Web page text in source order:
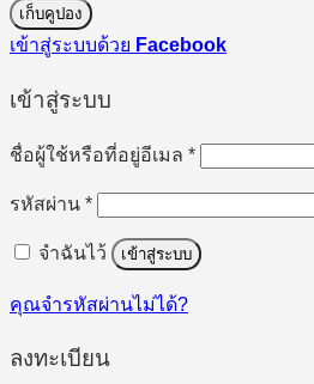
เก็บคูปอง
เข้าสู่ระบบด้วย Facebook
เข้าสู่ระบบ
ชื่อผู้ใช้หรือที่อยู่อีเมล *ต้องการ
รหัสผ่าน *ต้องการ
จำฉันไว้ เข้าสู่ระบบ
คุณจำรหัสผ่านไม่ได้?
ลงทะเบียน